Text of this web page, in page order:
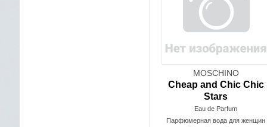
MOSCHINO
Cheap and Chic Chic
Stars
Eau de Parfum
Парфюмерная вода для женщин